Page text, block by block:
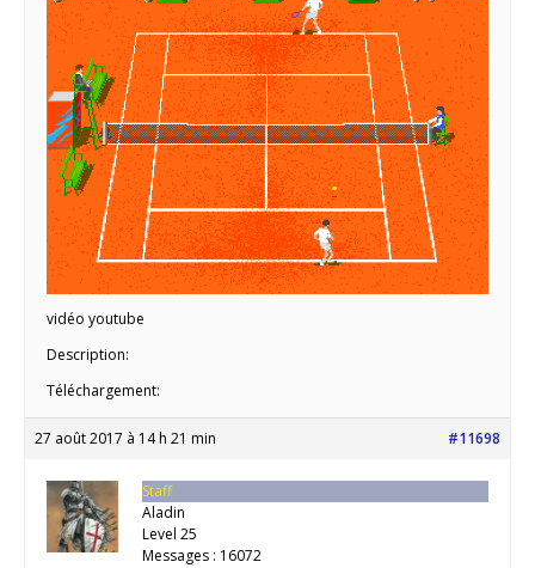
vidéo youtube
Description:
Téléchargement:
27 août 2017 à 14 h 21 min #11698
Staff
Aladin
Level 25
Messages : 16072